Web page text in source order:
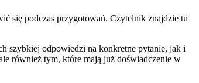
się podczas przygotowań. Czytelnik znajdzie tu
szybkiej odpowiedzi na konkretne pytanie, jak i
również tym, które mają już doświadczenie w